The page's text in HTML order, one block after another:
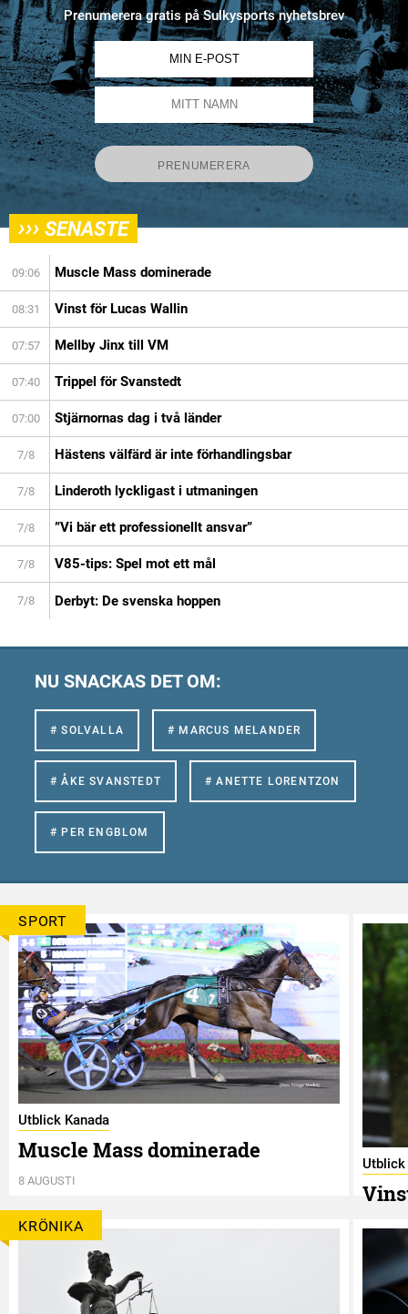
Prenumerera gratis på Sulkysports nyhetsbrev
››› SENASTE
09:06 Muscle Mass dominerade
08:31 Vinst för Lucas Wallin
07:57 Mellby Jinx till VM
07:40 Trippel för Svanstedt
07:00 Stjärnornas dag i två länder
7/8 Hästens välfärd är inte förhandlingsbar
7/8 Linderoth lyckligast i utmaningen
7/8 ”Vi bär ett professionellt ansvar”
7/8 V85-tips: Spel mot ett mål
7/8 Derbyt: De svenska hoppen
NU SNACKAS DET OM:
# SOLVALLA # MARCUS MELANDER
# ÅKE SVANSTEDT # ANETTE LORENTZON
# PER ENGBLOM
SPORT
Utblick Kanada
Muscle Mass dominerade
8 AUGUSTI
Utblick
KRÖNIKA